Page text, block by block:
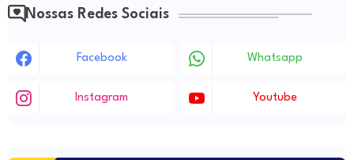
Nossas Redes Sociais
Facebook Whatsapp
Instagram Youtube